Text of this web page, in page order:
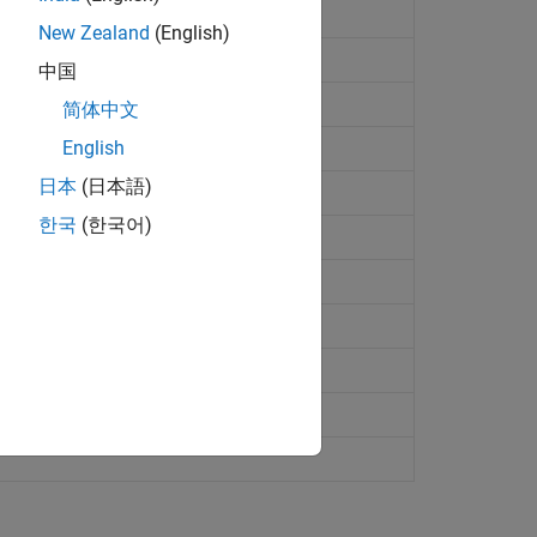
numbers
New Zealand (English)
中国
简体中文
English
日本 (日本語)
한국 (한국어)